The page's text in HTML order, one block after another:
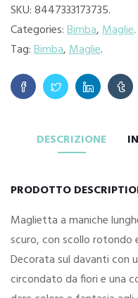
SKU:8447333173735.
Categories:Bimba,Maglie.
Tag:Bimba,Maglie.
DESCRIZIONE
PRODOTTO
Maglietta a maniche
scuro, con scollo rotondo
Decorata sul davanti con
circondato da fiori e una